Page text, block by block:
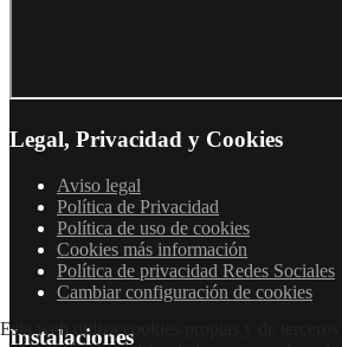
Legal, Privacidad y Cookies
Aviso legal
Política de Privacidad
Política de uso de cookies
Cookies más información
Política de privacidad Redes Sociales
Cambiar configuración de cookies
Instalaciones
Esta web utiliza cookies propias y de terceros